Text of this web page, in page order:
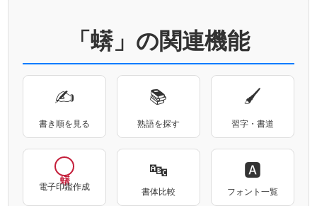
「蠎」の関連機能
✍
書き順を見る
📚
熟語を探す
🖌
習字・書道
電子印鑑作成
🔤
書体比較
🅰
フォント一覧